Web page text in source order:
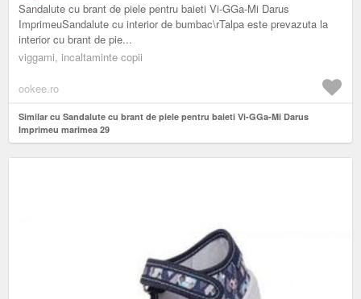
Sandalute cu brant de piele pentru baieti Vi-GGa-Mi Darus
ImprimeuSandalute cu interior de bumbac\rTalpa este prevazuta la
interior cu brant de pie...
viggami, incaltaminte copii
ookee.ro
Similar cu Sandalute cu brant de piele pentru baieti Vi-GGa-Mi Darus
Imprimeu marimea 29